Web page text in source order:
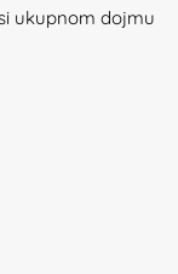
ukupnom dojmu